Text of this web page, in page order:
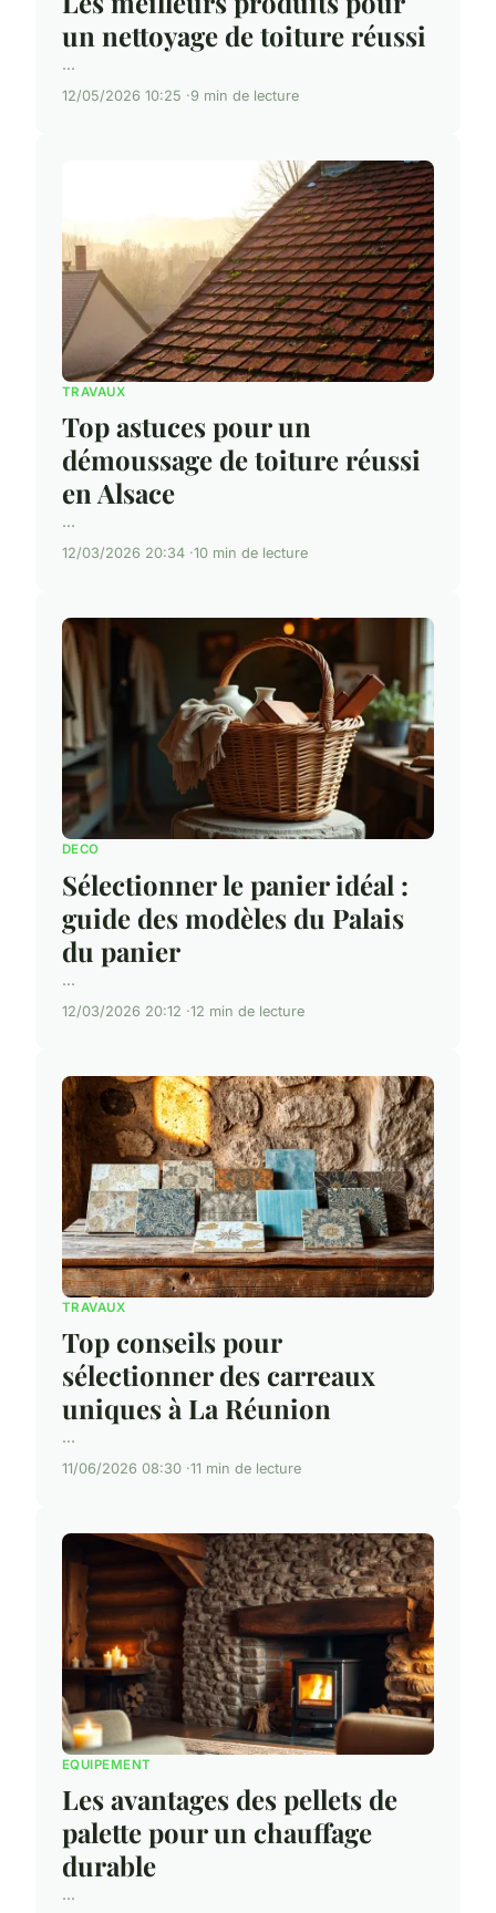
un nettoyage de toiture réussi
...
12/05/2026 10:25 9 min de lecture
TRAVAUX
Top astuces pour un
démoussage de toiture réussi
en Alsace
...
12/03/2026 20:34 10 min de lecture
DECO
Sélectionner le panier idéal :
guide des modèles du Palais
du panier
...
12/03/2026 20:12 12 min de lecture
TRAVAUX
Top conseils pour
sélectionner des carreaux
uniques à La Réunion
...
11/06/2026 08:30 11 min de lecture
EQUIPEMENT
Les avantages des pellets de
palette pour un chauffage
durable
...